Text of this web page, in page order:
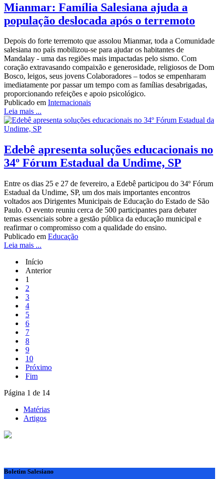
Mianmar: Família Salesiana ajuda a
população deslocada após o terremoto
Depois do forte terremoto que assolou Mianmar, toda a Comunidade
salesiana no país mobilizou-se para ajudar os habitantes de
Mandalay - uma das regiões mais impactadas pelo sismo. Com
coração extravasando compaixão e generosidade, religiosos de Dom
Bosco, leigos, seus jovens Colaboradores – todos se empenharam
imediatamente por passar um tempo com as famílias desabrigadas,
proporcionando refeições e apoio psicológico.
Publicado em Internacionais
Leia mais ...
Edebê apresenta soluções educacionais no
34º Fórum Estadual da Undime, SP
Entre os dias 25 e 27 de fevereiro, a Edebê participou do 34º Fórum
Estadual da Undime, SP, um dos mais importantes encontros
voltados aos Dirigentes Municipais de Educação do Estado de São
Paulo. O evento reuniu cerca de 500 participantes para debater
temas essenciais sobre a gestão pública da educação municipal e
reafirmar o compromisso com a qualidade do ensino.
Publicado em Educação
Leia mais ...
Início
Anterior
1
2
3
4
5
6
7
8
9
10
Próximo
Fim
Página 1 de 14
Matérias
Artigos
Boletim Salesiano